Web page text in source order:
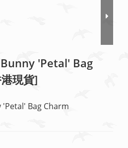
'Petal' Bag
現貨]
Bag Charm